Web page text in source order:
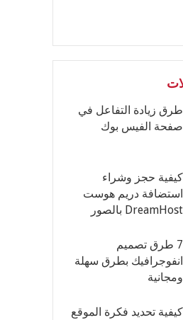
طرق زيادة التفاعل في
صفحة الفيس بوك
كيفية حجز وشراء
استضافة دريم هوست
DreamHost بالصور
7 طرق تصميم
انفوجرافيك بطرق سهلة
ومجانية
كيفية تحديد فكرة الموقع